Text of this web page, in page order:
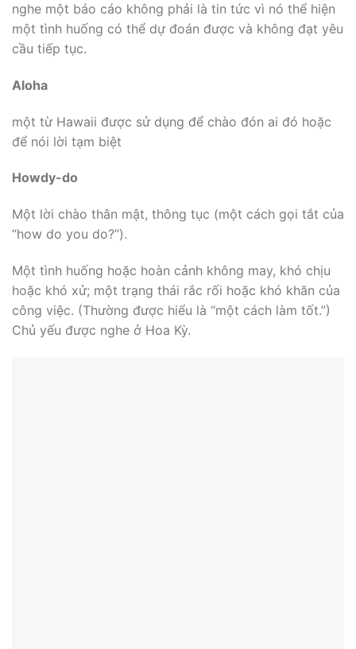
nghe một báo cáo không phải là tin tức vì nó thể hiện
một tình huống có thể dự đoán được và không đạt yêu
cầu tiếp tục.
Aloha
một từ Hawaii được sử dụng để chào đón ai đó hoặc
để nói lời tạm biệt
Howdy-do
Một lời chào thân mật, thông tục (một cách gọi tắt của
“how do you do?”).
Một tình huống hoặc hoàn cảnh không may, khó chịu
hoặc khó xử; một trạng thái rắc rối hoặc khó khăn của
công việc. (Thường được hiểu là “một cách làm tốt.”)
Chủ yếu được nghe ở Hoa Kỳ.